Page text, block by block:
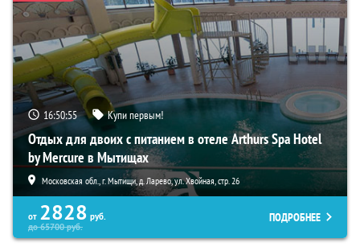
16:50:54 Купи первым!
Отдых для двоих с питанием в отеле Arthurs Spa Hotel
by Mercure в Мытищах
Московская обл., г. Мытищи, д. Ларево, ул. Хвойная, стр. 26
от 2828 руб.
до65700руб.
ПОДРОБНЕЕ